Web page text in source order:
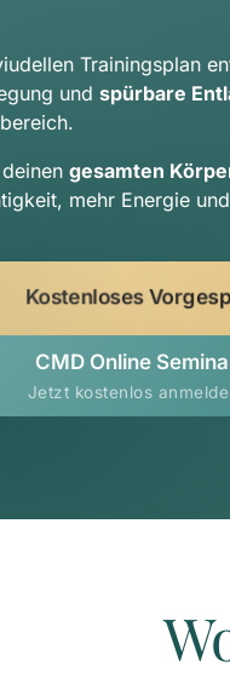
und spürbare
gesamten
mehr Energie
Kostenloses
CMD Online
Jetzt kostenlos